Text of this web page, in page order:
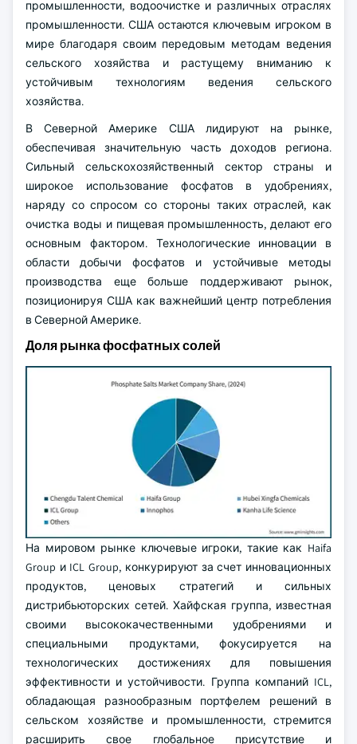
промышленности, водоочистке и различных отраслях
промышленности. США остаются ключевым игроком в
мире благодаря своим передовым методам ведения
сельского хозяйства и растущему вниманию к
устойчивым технологиям ведения сельского
хозяйства.
В Северной Америке США лидируют на рынке,
обеспечивая значительную часть доходов региона.
Сильный сельскохозяйственный сектор страны и
широкое использование фосфатов в удобрениях,
наряду со спросом со стороны таких отраслей, как
очистка воды и пищевая промышленность, делают его
основным фактором. Технологические инновации в
области добычи фосфатов и устойчивые методы
производства еще больше поддерживают рынок,
позиционируя США как важнейший центр потребления
в Северной Америке.
Доля рынка фосфатных солей
На мировом рынке ключевые игроки, такие как Haifa
Group и ICL Group, конкурируют за счет инновационных
продуктов, ценовых стратегий и сильных
дистрибьюторских сетей. Хайфская группа, известная
своими высококачественными удобрениями и
специальными продуктами, фокусируется на
технологических достижениях для повышения
эффективности и устойчивости. Группа компаний ICL,
обладающая разнообразным портфелем решений в
сельском хозяйстве и промышленности, стремится
расширить свое глобальное присутствие и